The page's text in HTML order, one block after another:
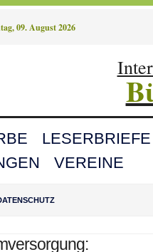
09. August 2026
LESERBRIEFE
VEREINE